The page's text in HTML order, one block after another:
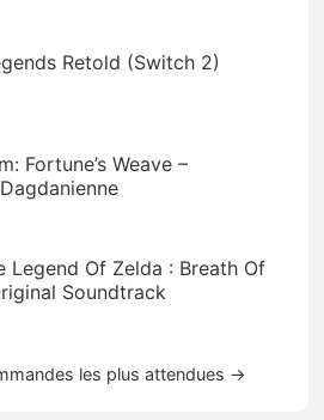
Retold (Switch 2)
Fortune’s Weave –
Legend Of Zelda : Breath Of
Soundtrack
les plus attendues →